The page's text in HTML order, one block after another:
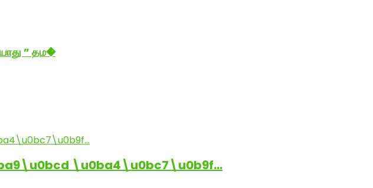
” தம�
\u0ba4\u0bc7\u0b9f…